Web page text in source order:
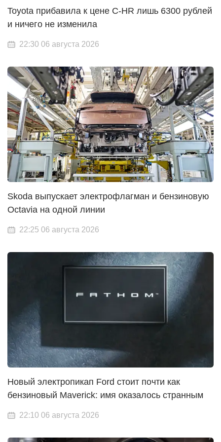
Toyota прибавила к цене C-HR лишь 6300 рублей
и ничего не изменила
22:30 06 августа 2026
Skoda выпускает электрофлагман и бензиновую
Octavia на одной линии
22:25 06 августа 2026
Новый электропикап Ford стоит почти как
бензиновый Maverick: имя оказалось странным
22:10 06 августа 2026